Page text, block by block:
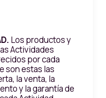
Los productos y
Actividades
por cada
son estas las
la venta, la
y la garantía de